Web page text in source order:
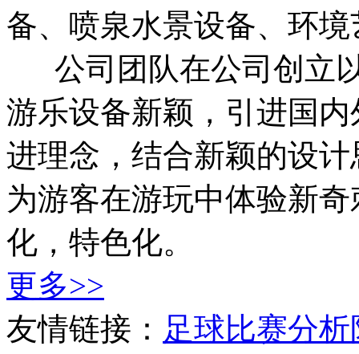
备、喷泉水景设备、环
公司团队在公司创立
游乐设备新颖，引进国
进理念，结合新颖的设
为游客在游玩中体验新
化，特色化。
更多>>
友情链接： 足球比赛分析